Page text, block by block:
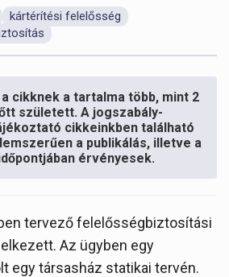
kártérítési felelősség
cikknek a tartalma több, mint 2
született. A jogszabály-
cikkeinkben található
a publikálás, illetve a
érvényesek.
tervező felelősségbiztosítási
Az ügyben egy
egy társasház statikai tervén.